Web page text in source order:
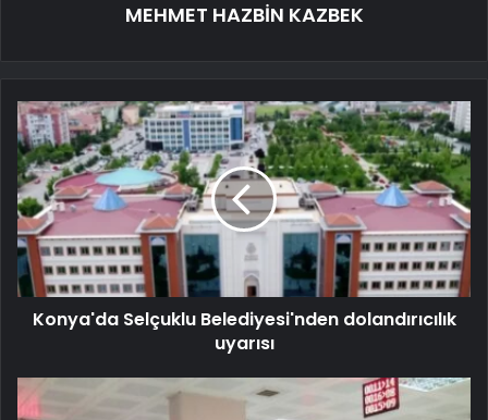
MEHMET HAZBİN KAZBEK
Konya'da Selçuklu Belediyesi'nden dolandırıcılık
uyarısı